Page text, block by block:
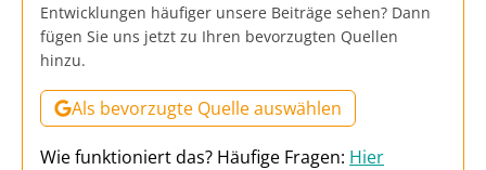
Entwicklungen häufiger unsere Beiträge sehen? Dann
fügen Sie uns jetzt zu Ihren bevorzugten Quellen
hinzu.
Als bevorzugte Quelle auswählen
Wie funktioniert das? Häufige Fragen: Hier